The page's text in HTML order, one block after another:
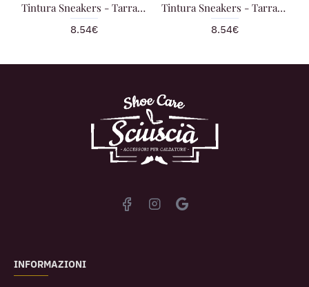
Tintura Sneakers - Tarrago Paint FOTOCROMATICI
8.54€
Tintura Sneakers - Tarrago Paint SPECIALI
8.54€
INFORMAZIONI